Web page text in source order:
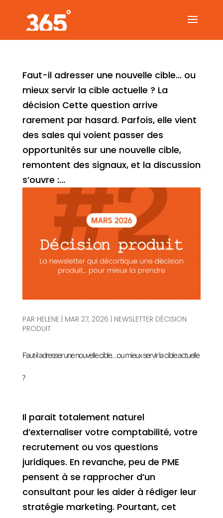
Faut-il adresser une nouvelle cible… ou mieux servir la cible actuelle
?
PAR HELENE | MAR 27, 2026 | NEWSLETTER DÉCISION
PRODUIT
Faut-il adresser une nouvelle cible… ou
mieux servir la cible actuelle ? La
décision Cette question arrive
rarement par hasard. Parfois, elle vient
des sales qui voient passer des
opportunités sur une nouvelle cible,
remontent des signaux, et la discussion
s’ouvre :...
Il parait totalement naturel
d’externaliser votre comptabilité, votre
recrutement ou vos questions
juridiques. En revanche, peu de PME
pensent à se rapprocher d’un
consultant pour les aider à rédiger leur
stratégie marketing. Pourtant, cet